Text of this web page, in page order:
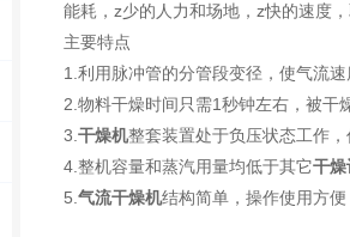
能耗，z少的人力和场地，z快的速度，
主要特点
1.利用脉冲管的分管段变径，使气流
2.物料干燥时间只需1秒钟左右，被干
3. 干燥机整套装置处于负压状态工作，
4.整机容量和蒸汽用量均低于其它干燥
5. 气流干燥机结构简单，操作使用方便